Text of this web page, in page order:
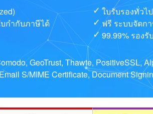
ใบรับรองทั่วไ
กำกับภาษีได้
ฟรี ระบบจัดก
99.99% รองรั
GeoTrust, Thawte, PositiveSSL,
S/MIME Certificate, Document